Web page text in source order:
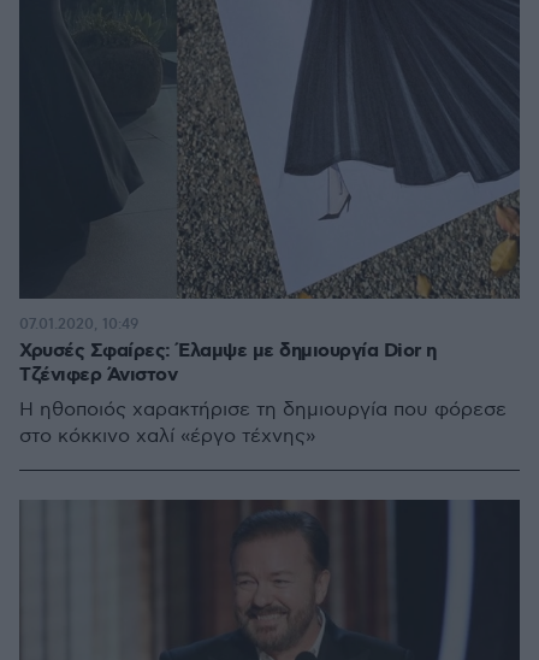
Χρυσές Σφαίρες: Έλαμψε με δημιουργία Dior η
Τζένιφερ Άνιστον
Η ηθοποιός χαρακτήρισε τη δημιουργία που φόρεσε
στο κόκκινο χαλί «έργο τέχνης»
07.01.2020, 10:49